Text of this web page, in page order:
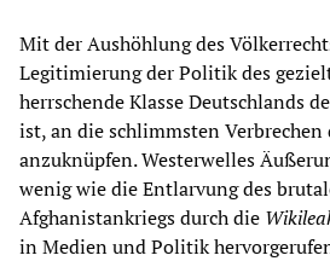
Mit der Aushöhlung des
Legitimierung der Politik des
herrschende Klasse Deutschlands
ist, an die schlimmsten Verbrechen
anzuknüpfen. Westerwelles
wenig wie die Entlarvung des
Afghanistankriegs durch die
in Medien und Politik